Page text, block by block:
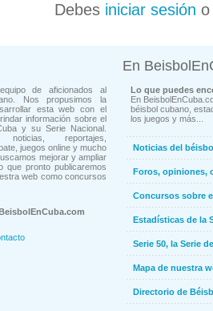
Debes iniciar sesión
de aficionados al
Nos propusimos la
esta web con el
información sobre el
y su Serie Nacional.
noticias, reportajes,
juegos online y mucho
mejorar y ampliar
que pronto publicaremos
web como concursos
En
Lo que puedes
En
béisbol cubano,
los juegos y más...
Noticias del
Foros, opiniones,
Concursos sobre
Estadísticas de la
Serie 50, la Serie
Mapa de nuestra
Directorio de